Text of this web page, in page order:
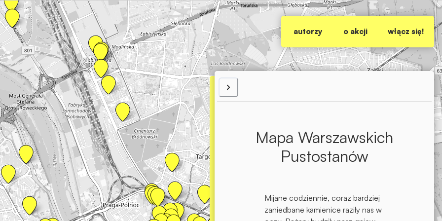
autorzy o akcji włącz się!
Mapa Warszawskich
Pustostanów
Mijane codziennie, coraz bardziej
zaniedbane kamienice raziły nas w